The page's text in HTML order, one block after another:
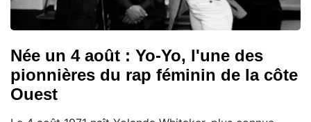
Née un 4 août : Yo-Yo, l'une des
pionnières du rap féminin de la côte
Ouest